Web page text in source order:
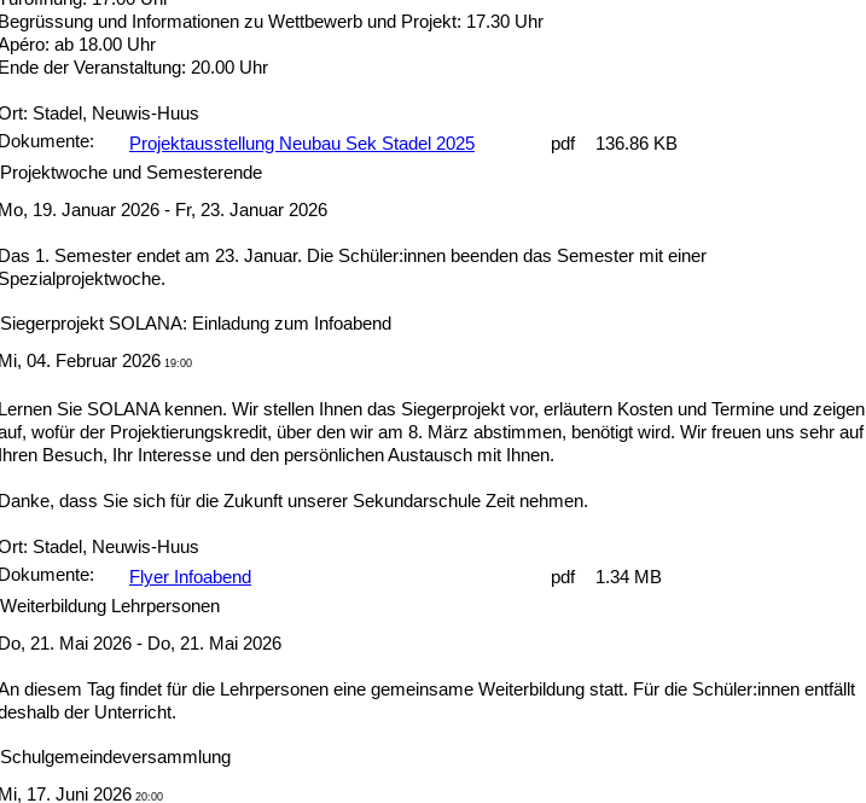
und Informationen zu Wettbewerb und Projekt: 17.30 Uhr
ab 18.00 Uhr
der Veranstaltung: 20.00 Uhr
Stadel, Neuwis-Huus
Projektausstellung Neubau Sek Stadel 2025 pdf
136.86 KB
Projektwoche und Semesterende
19. Januar 2026 - Fr, 23. Januar 2026
1. Semester endet am 23. Januar. Die Schüler:innen beenden das Semester mit einer
Siegerprojekt SOLANA: Einladung zum Infoabend
04. Februar 2026 19:00
Sie SOLANA kennen. Wir stellen Ihnen das Siegerprojekt vor, erläutern Kosten und Termine und zeigen
wofür der Projektierungskredit, über den wir am 8. März abstimmen, benötigt wird. Wir freuen uns sehr auf
Besuch, Ihr Interesse und den persönlichen Austausch mit Ihnen.
dass Sie sich für die Zukunft unserer Sekundarschule Zeit nehmen.
Stadel, Neuwis-Huus
Flyer Infoabend pdf
1.34 MB
Weiterbildung Lehrpersonen
21. Mai 2026 - Do, 21. Mai 2026
diesem Tag findet für die Lehrpersonen eine gemeinsame Weiterbildung statt. Für die Schüler:innen entfällt
der Unterricht.
Schulgemeindeversammlung
17. Juni 2026 20:00